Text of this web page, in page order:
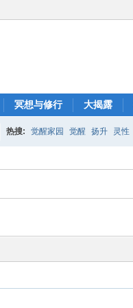
冥想与修行 大揭露
热搜: 觉醒家园 觉醒 扬升 灵性